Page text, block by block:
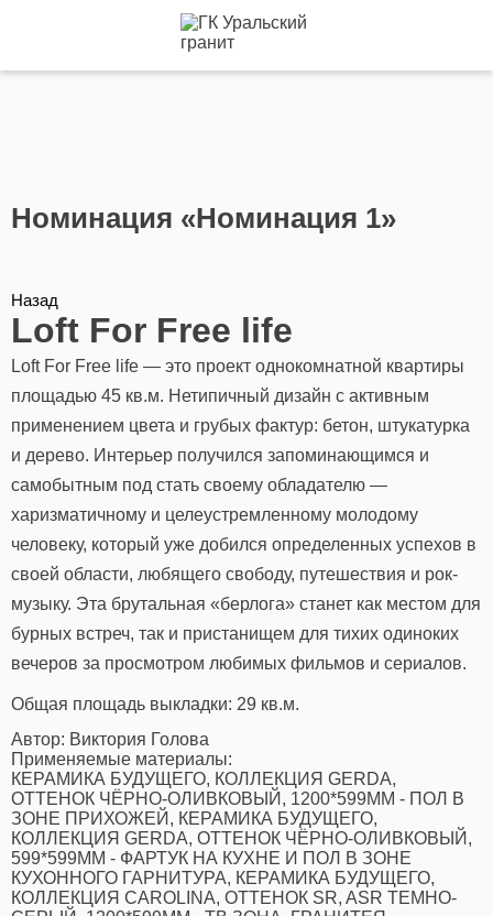
Номинация «Номинация 1»
Назад
Loft For Free life
Loft For Free life — это проект однокомнатной квартиры
площадью 45 кв.м. Нетипичный дизайн с активным
применением цвета и грубых фактур: бетон, штукатурка
и дерево. Интерьер получился запоминающимся и
самобытным под стать своему обладателю —
харизматичному и целеустремленному молодому
человеку, который уже добился определенных успехов в
своей области, любящего свободу, путешествия и рок-
музыку. Эта брутальная «берлога» станет как местом для
бурных встреч, так и пристанищем для тихих одиноких
вечеров за просмотром любимых фильмов и сериалов.
Общая площадь выкладки: 29 кв.м.
Автор: Виктория Голова
Применяемые материалы:
КЕРАМИКА БУДУЩЕГО, КОЛЛЕКЦИЯ GERDA,
ОТТЕНОК ЧЁРНО-ОЛИВКОВЫЙ, 1200*599ММ - ПОЛ В
ЗОНЕ ПРИХОЖЕЙ, КЕРАМИКА БУДУЩЕГО,
КОЛЛЕКЦИЯ GERDA, ОТТЕНОК ЧЁРНО-ОЛИВКОВЫЙ,
599*599ММ - ФАРТУК НА КУХНЕ И ПОЛ В ЗОНЕ
КУХОННОГО ГАРНИТУРА, КЕРАМИКА БУДУЩЕГО,
КОЛЛЕКЦИЯ CAROLINA, ОТТЕНОК SR, ASR ТЕМНО-